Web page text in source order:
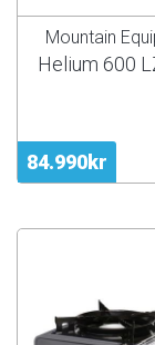
84.990kr
Mountain
Helium 600